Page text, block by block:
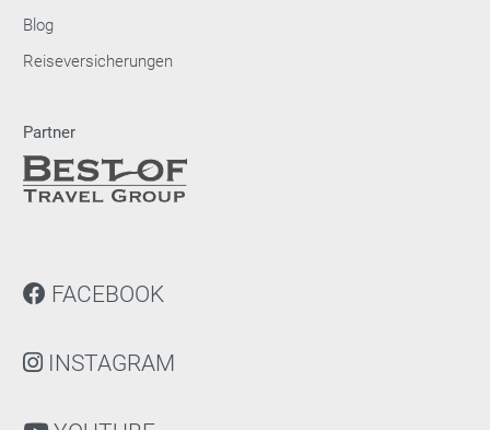
Blog
Reiseversicherungen
Partner
FACEBOOK
INSTAGRAM